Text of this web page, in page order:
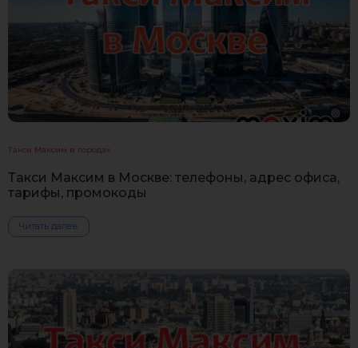
Такси Максим в городах
Такси Максим в Москве: телефоны, адрес офиса,
тарифы, промокоды
Читать далее